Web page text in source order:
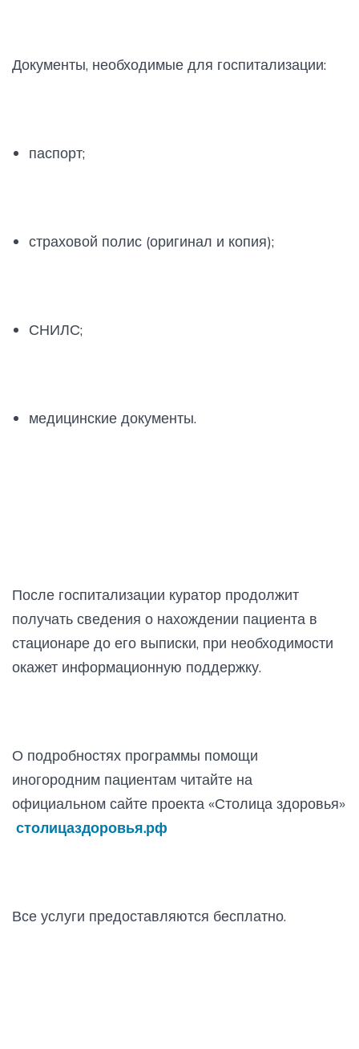
Документы, необходимые для госпитализации:
паспорт;
страховой полис (оригинал и копия);
СНИЛС;
медицинские документы.
После госпитализации куратор продолжит
получать сведения о нахождении пациента в
стационаре до его выписки, при необходимости
окажет информационную поддержку.
О подробностях программы помощи
иногородним пациентам читайте на
официальном сайте проекта «Столица здоровья»
столицаздоровья.рф
Все услуги предоставляются бесплатно.